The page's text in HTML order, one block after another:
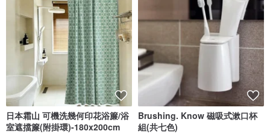
日本霜山 可機洗幾何印花浴簾/浴
室遮擋簾(附掛環)-180x200cm
Brushing. Know 磁吸式漱口杯
組(共七色)